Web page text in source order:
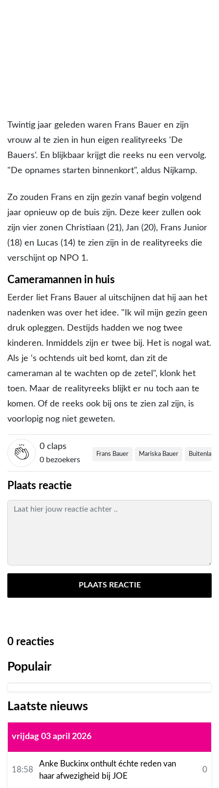
Twintig jaar geleden waren Frans Bauer en zijn
vrouw al te zien in hun eigen realityreeks 'De
Bauers'. En blijkbaar krijgt die reeks nu een vervolg.
"De opnames starten binnenkort", aldus Nijkamp.
Zo zouden Frans en zijn gezin vanaf begin volgend
jaar opnieuw op de buis zijn. Deze keer zullen ook
zijn vier zonen Christiaan (21), Jan (20), Frans Junior
(18) en Lucas (14) te zien zijn in de realityreeks die
verschijnt op NPO 1.
Cameramannen in huis
Eerder liet Frans Bauer al uitschijnen dat hij aan het
nadenken was over het idee. "Ik wil mijn gezin geen
druk opleggen. Destijds hadden we nog twee
kinderen. Inmiddels zijn er twee bij. Het is nogal wat.
Als je ‘s ochtends uit bed komt, dan zit de
cameraman al te wachten op de zetel", klonk het
toen. Maar de realityreeks blijkt er nu toch aan te
komen. Of de reeks ook bij ons te zien zal zijn, is
voorlopig nog niet geweten.
0 claps
0 bezoekers
Frans Bauer Mariska Bauer
Plaats reactie
PLAATS REACTIE
0 reacties
Populair
Laatste nieuws
vrijdag 03 april 2026
18:58
Anke Buckinx onthult échte reden van
haar afwezigheid bij JOE
0